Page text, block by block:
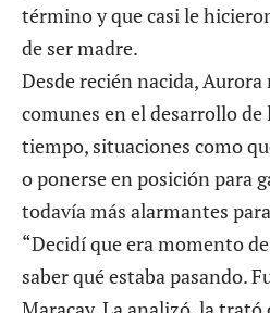
término y que casi le
de ser madre.
Desde recién nacida,
comunes en el desarrollo de
tiempo, situaciones como
o ponerse en posición para
todavía más alarmantes
“Decidí que era momento
saber qué estaba pasando.